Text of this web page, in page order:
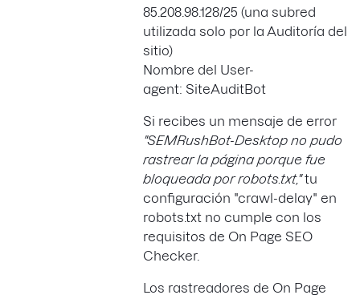
85.208.98.128/25 (una subred
utilizada solo por la Auditoría del
sitio)
Nombre del User-
agent: SiteAuditBot
Si recibes un mensaje de error
"SEMRushBot-Desktop no pudo
rastrear la página porque fue
bloqueada por robots.txt,"tu
configuración "crawl-delay" en
robots.txt no cumple con los
requisitos de On Page SEO
Checker.
Los rastreadores de On Page